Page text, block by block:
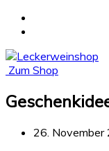
Zum Shop
26. November